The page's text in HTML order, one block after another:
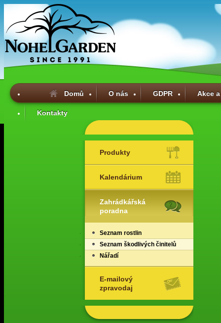
Domů O nás GDPR Akce
Kontakty
Produkty
Kalendárium
Zahrádkářská
poradna
Seznam rostlin
Seznam škodlivých činitelů
Nářadí
E-mailový
zpravodaj